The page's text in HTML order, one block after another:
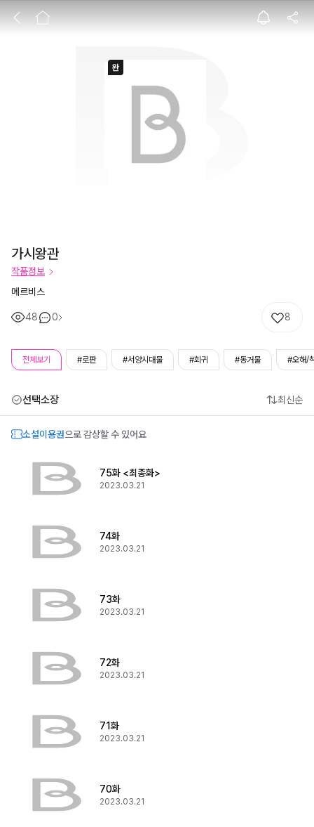
가시왕관
가시왕관
작품정보
메르비스
48 0 8
전체보기 #로판 #서양시대물 #회귀 #동거물 #오해/
선택소장 최신순
소설이용권으로 감상할 수 있어요
75화 <최종화>
2023.03.21
74화
2023.03.21
73화
2023.03.21
72화
2023.03.21
71화
2023.03.21
70화
2023.03.21